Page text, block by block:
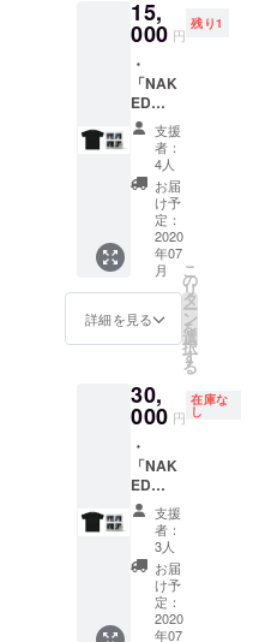
ただき
ます。
序良俗
に反す
な文言
や携帯
依存文
字等は
お控え
いただ
き、掲
載が難
しいと
判断し
た場合
CAMPF
IREアカ
ウント
せてい
ただき
・復刻
版ロゴT
シャツ
＊Tシャ
ツのサ
イズは
S/M/L/X
Lよりお
選びく
ださ
皆様の
お名前
をCD
ブック
レット
にクレ
ジット
しま
す。 ＊
ご支援
いただ
く際、
必ず備
考欄に
ご希望
のお名
前をご
た、公
序良俗
に反す
るよう
な文言
や携帯
依存文
字等は
お控え
いただ
き、掲
載が難
しいと
15,
000 円
残り1
・
「NAK
ED
ALBUM
」mp3
「NAK
ALBUM
」CD ＊
CDが含
まれる
全ての
コース
にご支
援いた
皆様の
お名前
をCD
ブック
レット
にクレ
ジット
しま
す。 ＊
ご支援
いただ
く際、
必ず備
支援
者：
4人
お届
け予
定：
2020
年07
月
詳細を見る
こ
の
リ
タ
ー
ン
を
選
択
す
る
30,
000 円
在庫な
し
・
「NAK
ED
ALBUM
」mp3
「NAK
ALBUM
」CD ＊
支援
者：
3人
お届
け予
定：
2020
年07